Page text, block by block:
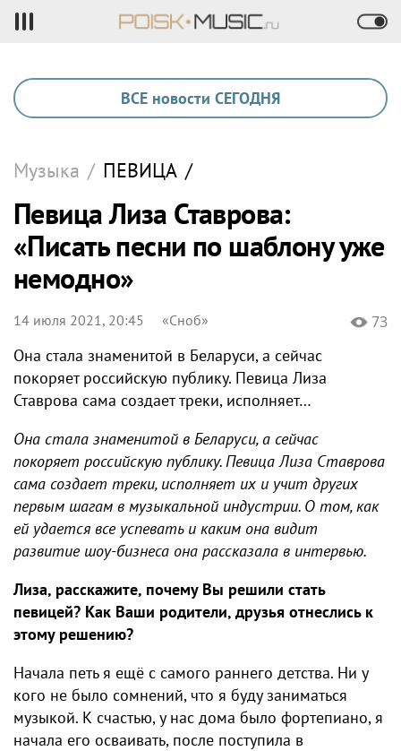
ВСЕ новости СЕГОДНЯ
Музыка / ПЕВИЦА /
Певица Лиза Ставрова:
«Писать песни по шаблону уже
немодно»
14 июля 2021, 20:45 «Сноб» 73
Она стала знаменитой в Беларуси, а сейчас
покоряет российскую публику. Певица Лиза
Ставрова сама создает треки, исполняет…
Она стала знаменитой в Беларуси, а сейчас
покоряет российскую публику. Певица Лиза Ставрова
сама создает треки, исполняет их и учит других
первым шагам в музыкальной индустрии. О том, как
ей удается все успевать и каким она видит
развитие шоу-бизнеса она рассказала в интервью.
Лиза, расскажите, почему Вы решили стать
певицей? Как Ваши родители, друзья отнеслись к
этому решению?
Начала петь я ещё с самого раннего детства. Ни у
кого не было сомнений, что я буду заниматься
музыкой. К счастью, у нас дома было фортепиано, я
начала его осваивать, после поступила в